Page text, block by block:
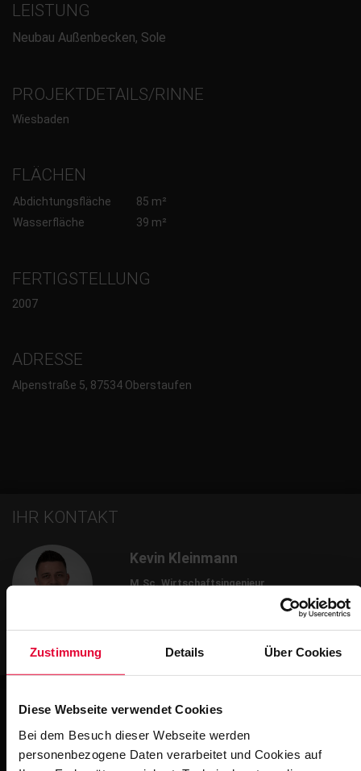
Zustimmung Details Über Cookies
Diese Webseite verwendet Cookies
Bei dem Besuch dieser Webseite werden
personenbezogene Daten verarbeitet und Cookies auf
LEISTUNG
Neubau Außenbecken, Sole
PROJEKTDETAILS/RINNE
Wiesbaden
FLÄCHEN
Abdichtungsfläche
85 m²
Wasserfläche
39 m²
FERTIGSTELLUNG
2007
ADRESSE
Alpenstraße 5, 87534 Oberstaufen
IHR KONTAKT
Kevin Kleinmann
M.Sc. Wirtschaftsingenieur
kevin.kleinmann@steuler.de
Weitere Impressionen